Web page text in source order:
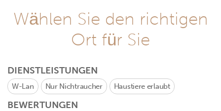
Wählen Sie den richtigen
Ort für Sie
DIENSTLEISTUNGEN
W-Lan Nur Nichtraucher Haustiere erlaubt
BEWERTUNGEN